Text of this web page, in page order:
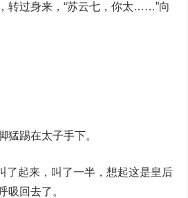
转过身来，“苏云七，你太……”向
猛踢在太子手下。
起来，叫了一半，想起这是皇后
吸回去了。